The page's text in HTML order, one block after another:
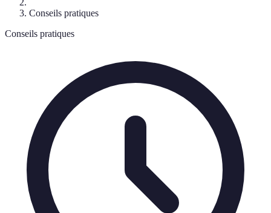
Conseils pratiques
Conseils pratiques